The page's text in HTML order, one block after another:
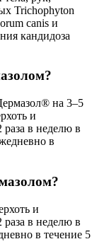
Trichophyton
canis и
кандидоза
на 3–5
и
раза в неделю в
в
и
раза в неделю в
в течение 5